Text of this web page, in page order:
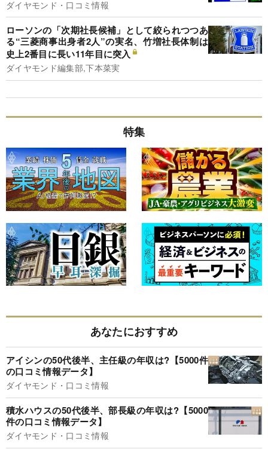
ダイヤモンド・口コミ情報
ローソンの「次期社長候補」として絞られつつあ
る“三菱商事出身者2人”の実名、竹増社長体制は
史上2番目に長い11年目に突入
ダイヤモンド編集部,下本菜実
特集
あなたにおすすめ
アイシンの50代後半、主任級の年収は?【5000件
の口コミ情報データ】
ダイヤモンド・口コミ情報
積水ハウスの50代後半、部長級の年収は?【5000
件の口コミ情報データ】
ダイヤモンド・口コミ情報